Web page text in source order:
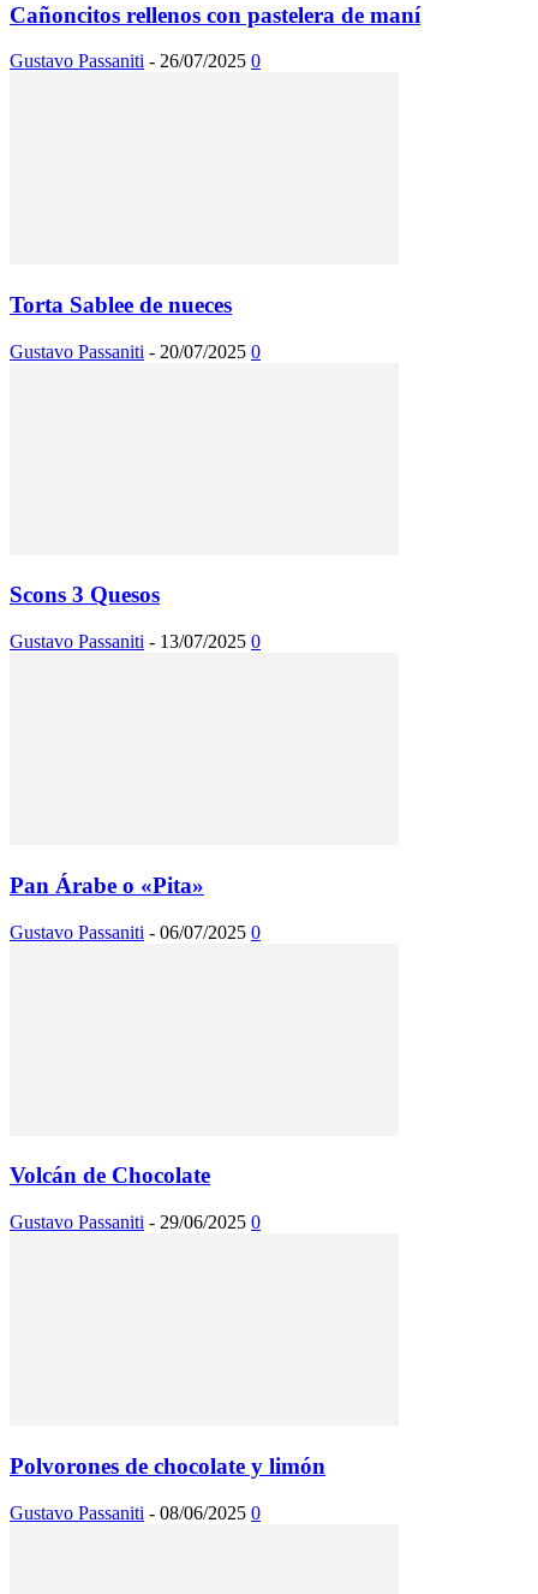
Cañoncitos rellenos con pastelera de maní
Gustavo Passaniti - 26/07/2025 0
Torta Sablee de nueces
Gustavo Passaniti - 20/07/2025 0
Scons 3 Quesos
Gustavo Passaniti - 13/07/2025 0
Pan Árabe o «Pita»
Gustavo Passaniti - 06/07/2025 0
Volcán de Chocolate
Gustavo Passaniti - 29/06/2025 0
Polvorones de chocolate y limón
Gustavo Passaniti - 08/06/2025 0